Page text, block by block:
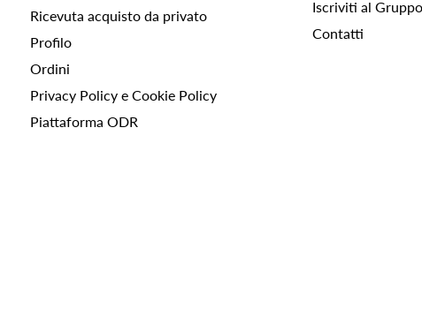
Ricevuta acquisto da privato
Profilo
Ordini
Privacy Policy e Cookie Policy
Piattaforma ODR
Iscriviti al
Contatti